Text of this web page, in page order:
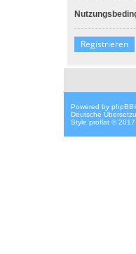
Registrieren
Powered by phpBB
Deutsche
Style proflat © 2017